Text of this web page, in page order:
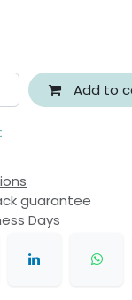
Add to
guarantee
Days